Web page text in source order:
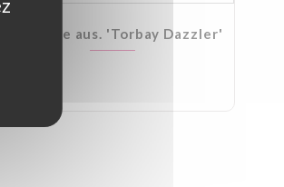
Cordyline aus. 'Torbay Dazzler'